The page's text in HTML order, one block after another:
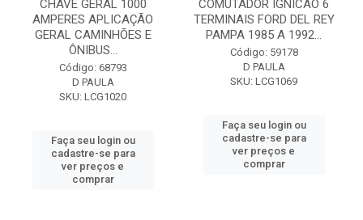
CHAVE GERAL 1000
AMPERES APLICAÇÃO
GERAL CAMINHÕES E
ÔNIBUS...
Código: 68793
D PAULA
SKU: LCG1020
Faça seu login ou
cadastre-se para
ver preços e
comprar
COMUTADOR IGNICAO 6
TERMINAIS FORD DEL REY
PAMPA 1985 A 1992...
Código: 59178
D PAULA
SKU: LCG1069
Faça seu login ou
cadastre-se para
ver preços e
comprar